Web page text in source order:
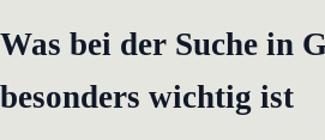
Was bei der Suche in
besonders wichtig ist